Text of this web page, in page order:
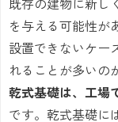
を与える可能性が
設置できないケー
れることが多いの
乾式基礎は、工場
です。乾式基礎に